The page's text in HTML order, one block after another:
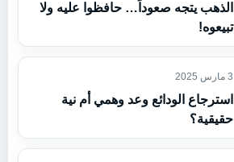
الذهب يتجه صعوداً… حافظوا عليه ولا
تبيعوه!
3 مارس 2025
استرجاع الودائع وعد وهمي أم نية
حقيقية؟